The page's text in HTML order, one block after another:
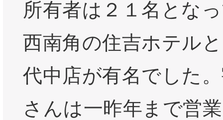
所有者は２１名とな
西南角の住吉ホテル
代中店が有名でした
さんは一昨年まで営